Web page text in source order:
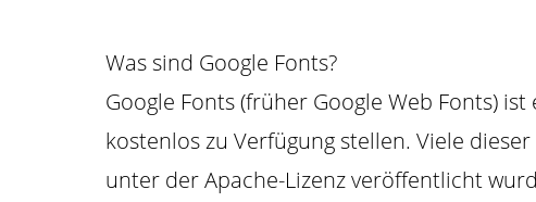
Was sind Google Fonts?
Google Fonts (früher Google Web Fonts)
kostenlos zu Verfügung stellen. Viele
unter der Apache-Lizenz veröffentlicht